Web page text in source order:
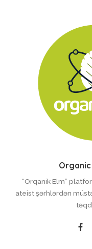
Organic
“Orqanik Elm”
ateist şərhlərdən